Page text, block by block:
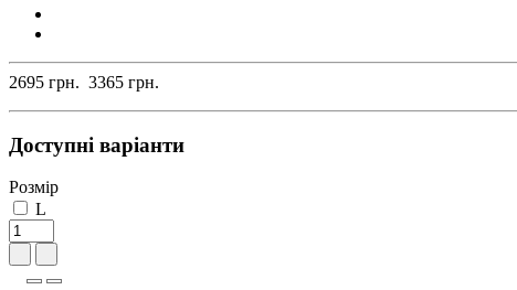
2695 грн. 3365 грн.
Доступні варіанти
Розмір
L